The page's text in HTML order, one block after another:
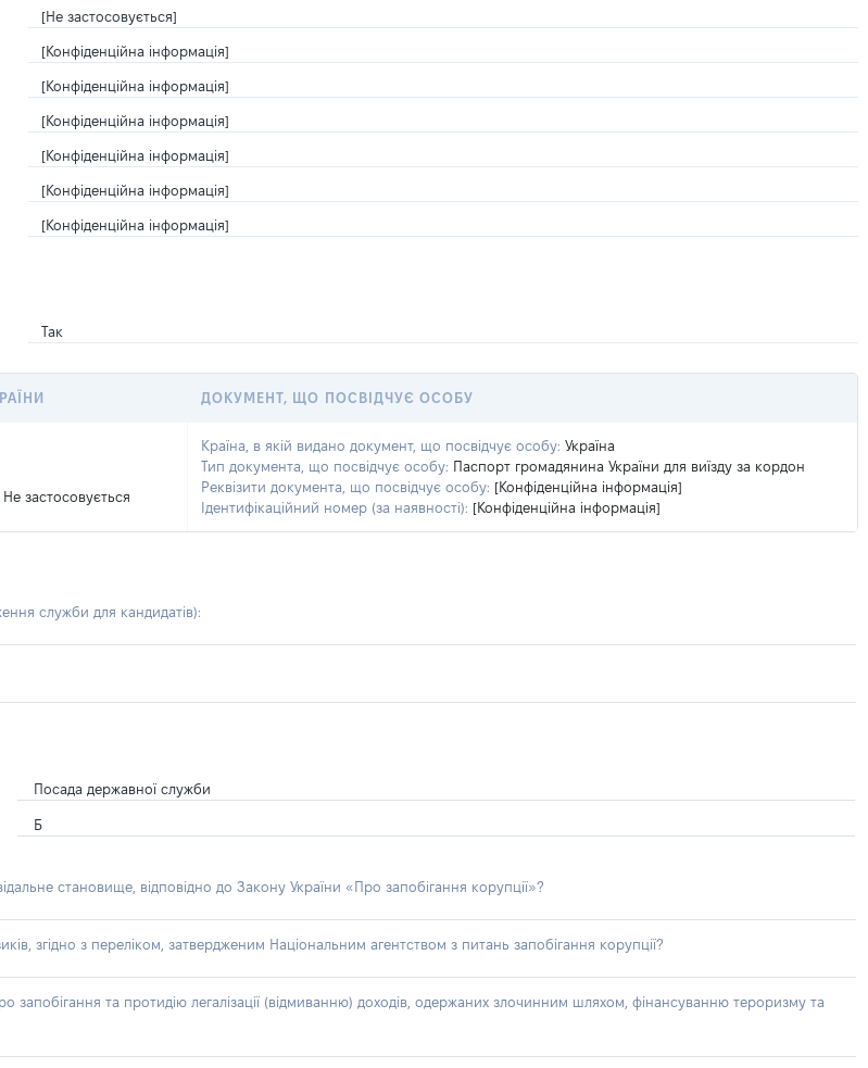
[Не застосовується]
[Конфіденційна інформація]
[Конфіденційна інформація]
[Конфіденційна інформація]
[Конфіденційна інформація]
[Конфіденційна інформація]
[Конфіденційна інформація]
Так
ДОКУМЕНТ, ЩО ПОСВІДЧУЄ ОСОБУ
Не застосовується
Країна, в якій видано документ, що посвідчує особу: Україна
Тип документа, що посвідчує особу: Паспорт громадянина України для виїзду за кордон
Реквізити документа, що посвідчує особу: [Конфіденційна інформація]
Ідентифікаційний номер (за наявності): [Конфіденційна інформація]
служби для кандидатів):
Посада державної служби
Б
становище, відповідно до Закону України «Про запобігання корупції»?
згідно з переліком, затвердженим Національним агентством з питань запобігання корупції?
запобігання та протидію легалізації (відмиванню) доходів, одержаних злочинним шляхом, фінансуванню тероризму та